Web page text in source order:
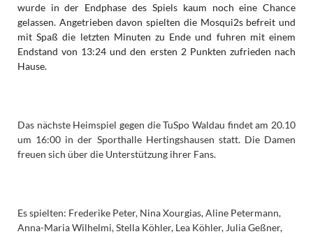
wurde in der Endphase des Spiels kaum noch eine Chance
gelassen. Angetrieben davon spielten die Mosqui2s befreit und
mit Spaß die letzten Minuten zu Ende und fuhren mit einem
Endstand von 13:24 und den ersten 2 Punkten zufrieden nach
Hause.
Das nächste Heimspiel gegen die TuSpo Waldau findet am 20.10
um 16:00 in der Sporthalle Hertingshausen statt. Die Damen
freuen sich über die Unterstützung ihrer Fans.
Es spielten: Frederike Peter, Nina Xourgias, Aline Petermann,
Anna-Maria Wilhelmi, Stella Köhler, Lea Köhler, Julia Geßner,